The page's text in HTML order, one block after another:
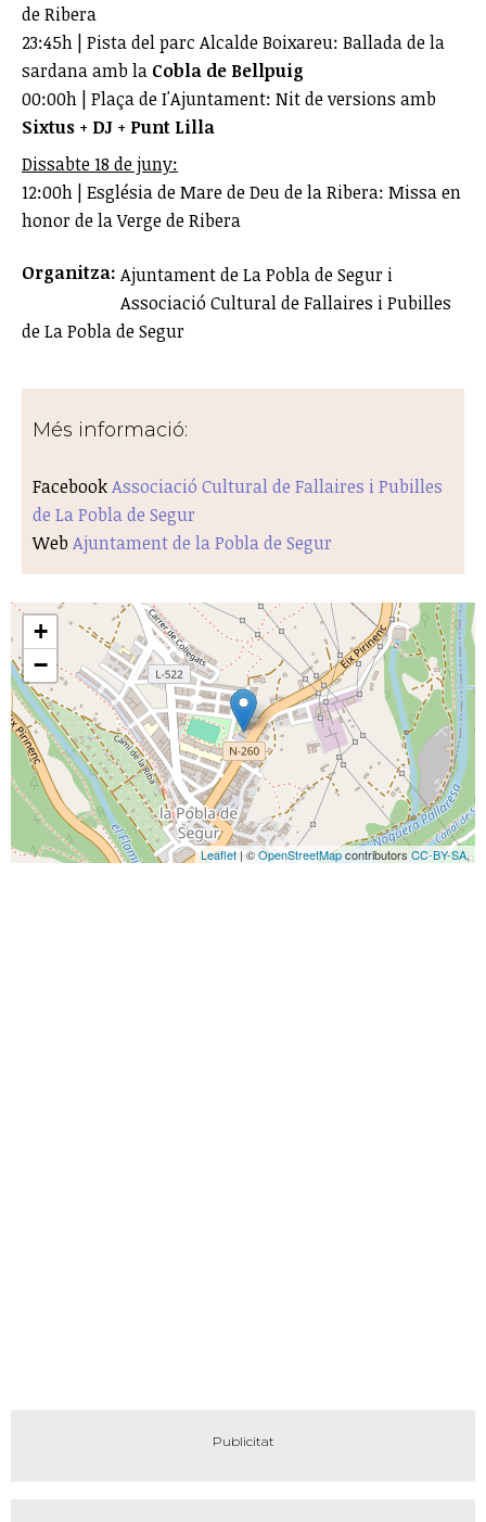
de Ribera
23:45h | Pista del parc Alcalde Boixareu: Ballada de la
sardana amb la Cobla de Bellpuig
00:00h | Plaça de I'Ajuntament: Nit de versions amb
Sixtus + DJ + Punt Lilla
Dissabte 18 de juny:
12:00h | Església de Mare de Deu de la Ribera: Missa en
honor de la Verge de Ribera
Organitza: Ajuntament de La Pobla de Segur i
Associació Cultural de Fallaires i Pubilles
de La Pobla de Segur
Més informació:
FacebookAssociació Cultural de Fallaires i Pubilles
de La Pobla de Segur
Web Ajuntament de la Pobla de Segur
+
−
Leaflet| ©OpenStreetMapcontributors CC-BY-SA,